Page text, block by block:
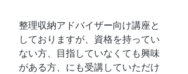
整理収納アドバイザー向け講座と
しておりますが、資格を持ってい
ない方、目指していなくても興味
がある方、にも受講していただけ